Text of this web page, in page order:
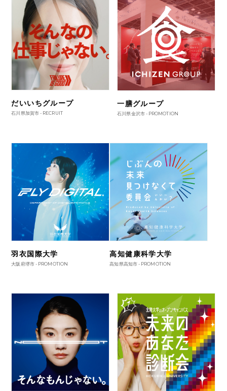
だいいちグループ
石川県加賀市 - RECRUIT
一膳グループ
石川県金沢市 - PROMOTION
羽衣国際大学
大阪府堺市 - PROMOTION
高知健康科学大学
高知県高知市 - PROMOTION